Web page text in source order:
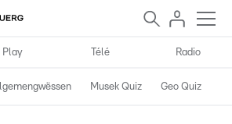
Play Télé Radio
Musek Quiz Geo Quiz